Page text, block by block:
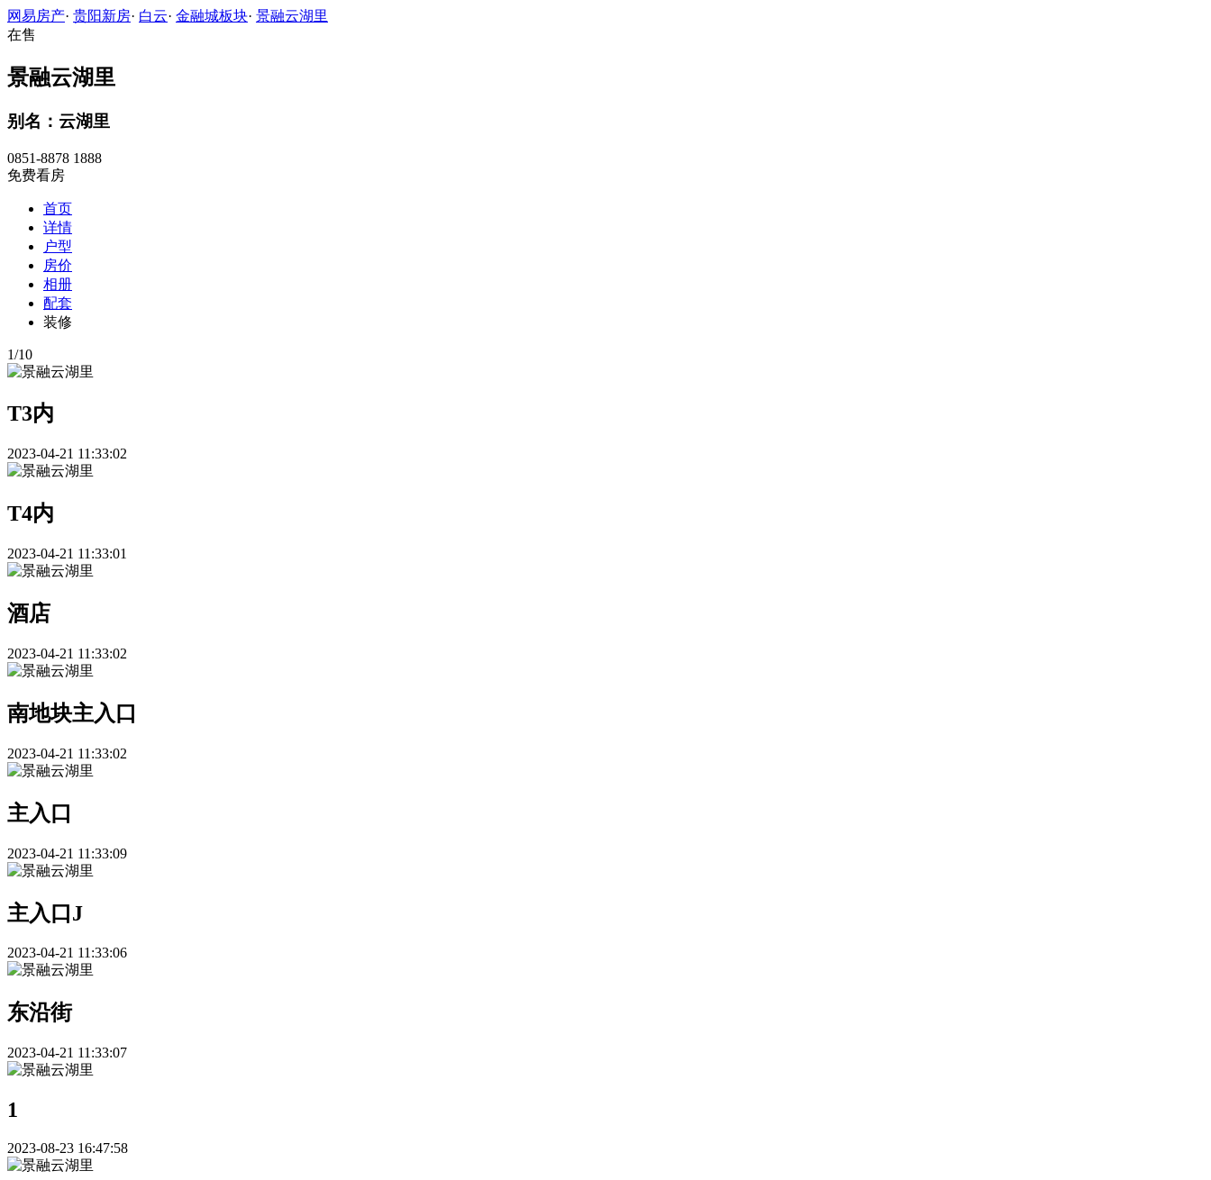
网易房产· 贵阳新房· 白云· 金融城板块· 景融云湖里
在售
景融云湖里
别名：云湖里
0851-8878 1888
免费看房
首页
详情
户型
房价
相册
配套
装修
1/10
T3内
2023-04-21 11:33:02
T4内
2023-04-21 11:33:01
酒店
2023-04-21 11:33:02
南地块主入口
2023-04-21 11:33:02
主入口
2023-04-21 11:33:09
主入口J
2023-04-21 11:33:06
东沿街
2023-04-21 11:33:07
1
2023-08-23 16:47:58